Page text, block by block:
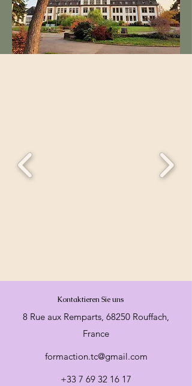
Kontaktieren Sie uns
8 Rue aux Remparts, 68250 Rouffach,
France
formaction.tc@gmail.com
+33 7 69 32 16 17